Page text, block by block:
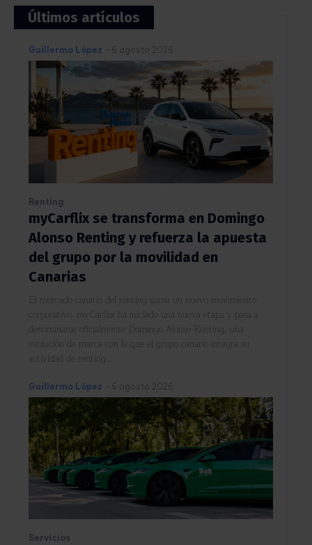
Últimos artículos
Guillermo López - 6 agosto 2026
Renting
myCarflix se transforma en Domingo
Alonso Renting y refuerza la apuesta
del grupo por la movilidad en
Canarias
El mercado canario del renting suma un nuevo movimiento
corporativo. myCarflix ha iniciado una nueva etapa y pasa a
denominarse oficialmente Domingo Alonso Renting, una
evolución de marca con la que el grupo canario integra su
actividad de renting...
Guillermo López - 6 agosto 2026
Servicios